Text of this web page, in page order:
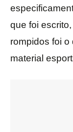
que foi
rompidos foi o
material